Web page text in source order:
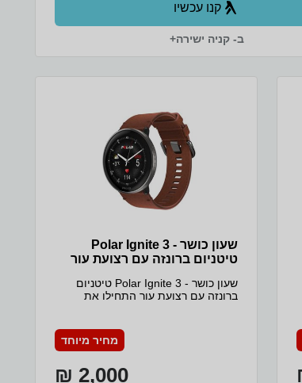
קנו עכשיו
ב- קניה ישירה+
שעון כושר - Polar Ignite 3
טיטניום ברונזה עם רצועת עור
שעון כושר - Polar Ignite 3 טיטניום
ברונזה עם רצועת עור התחילו את
המעניק לכם הנחיות בהתאמה אישית
לגופכם ולסגנון החיים שלכם. עקבו אחר
ותוכלו לראות תובנות שיעניינו אתכם על
מחיר מיוחד
2,000 ₪